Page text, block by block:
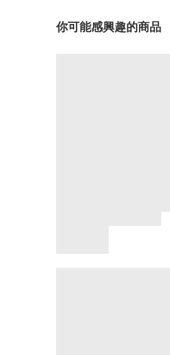
你可能感興趣的商品